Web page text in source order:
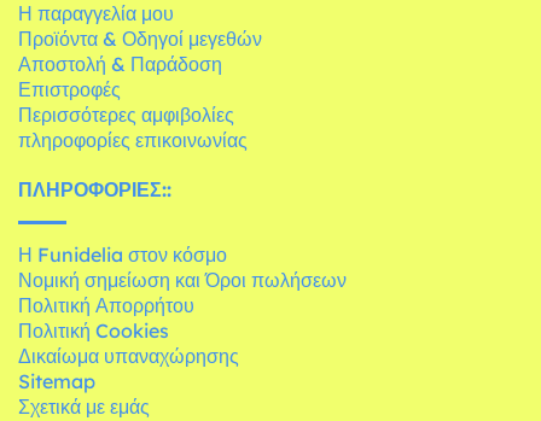
Η παραγγελία μου
Προϊόντα & Οδηγοί μεγεθών
Αποστολή & Παράδοση
Επιστροφές
Περισσότερες αμφιβολίες
πληροφορίες επικοινωνίας
ΠΛΗΡΟΦΟΡΊΕΣ::
Η Funidelia στον κόσμο
Νομική σημείωση και Όροι πωλήσεων
Πολιτική Απορρήτου
Πολιτική Cookies
Δικαίωμα υπαναχώρησης
Sitemap
Σχετικά με εμάς